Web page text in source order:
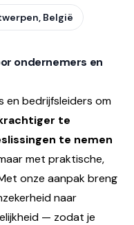
België
ondernemers en
en bedrijfsleiders om
te
te nemen
met praktische,
onze aanpak breng
naar
— zodat je